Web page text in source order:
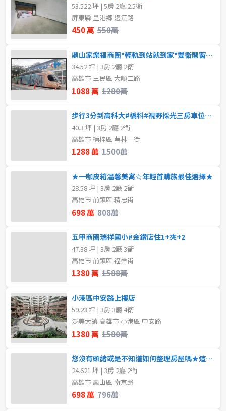
3樓
5~10樓
21樓以上
~
3房
售價
格局
不拘
2房 3房
4房
53.522 坪 | 5房 2廳 2.5衛
屏東縣 里港鄉 過江路
450 萬 550萬
鼎山家樂福商圈*輕軌到站就到家*雙衛開窗*明亮3房
34.52 坪 | 3房 2廳 2衛
高雄市 三民區 大順二路
1088 萬 1280萬
步行3分到高科大#橋科#視野採光三房車位#4年屋
40.3 坪 | 3房 2廳 2衛
高雄市 楠梓區 芎林一街
1288 萬 1500萬
★一咖皮箱溫馨美寓☆年輕首購族最佳選擇★
28.58 坪 | 3房 2廳 2衛
高雄市 前鎮區 精忠街
698 萬 808萬
五甲商圈瑞祥國小#金鑽店住1+夾+2
47.38 坪 | 3房 2廳 3衛
高雄市 前鎮區 福祥街
1380 萬 1588萬
小港區中安路上樓店
59.23 坪 | 3房 3廳 4衛
泛美大鎮 高雄市 小港區 中安路
1380 萬 1580萬
您沒有頭緒或是不知道如何整理房屋嗎★這間絕對可以
24.621 坪 | 3房 2廳 2衛
高雄市 鳳山區 南京路
698 萬 796萬